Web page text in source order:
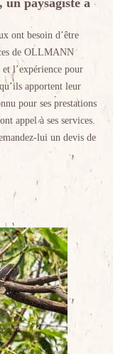
paysagiste à
ont besoin d’être
de OLLMANN
et l’expérience pour
apportent leur
pour ses prestations
appel à ses services.
lui un devis de